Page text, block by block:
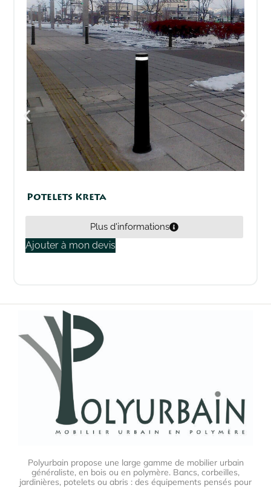
Potelets Kreta
Plus d'informations
Ajouter à mon devis
Polyurbain propose une large gamme de mobilier urbain
généraliste, en bois ou en polymère. Bancs, corbeilles,
jardinières, potelets ou abris : des équipements pensés pour